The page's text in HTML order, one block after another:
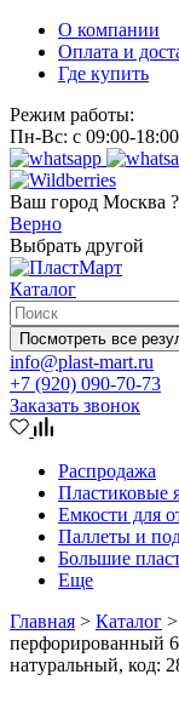
О компании
Оплата и
Где купить
Режим работы:
Пн-Вс: с 09:00-18:00
Ваш город Москва ?
Верно
Выбрать другой
Каталог
Посмотреть все
info@plast-mart.ru
+7 (920) 090-70-73
Заказать звонок
Распродажа
Пластиковые
Емкости для
Паллеты и
Большие
Еще
Главная > Каталог >
перфорированный
натуральный, код: